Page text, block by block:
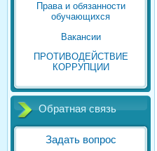
Права и обязанности
обучающихся
Вакансии
ПРОТИВОДЕЙСТВИЕ
КОРРУПЦИИ
Обратная связь
Задать вопрос